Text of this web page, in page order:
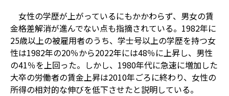
女性の学歴が上がっているにもかかわらず、男女の賃
金格差解消が進んでない点も指摘されている。1982年に
25歳以上の被雇用者のうち、学士号以上の学歴を持つ女
性は1982年の20％から2022年には48％に上昇し、男性
の41％を上回った。しかし、1980年代に急速に増加した
大卒の労働者の賃金上昇は2010年ごろに終わり、女性の
所得の相対的な伸びを低下させたと説明している。